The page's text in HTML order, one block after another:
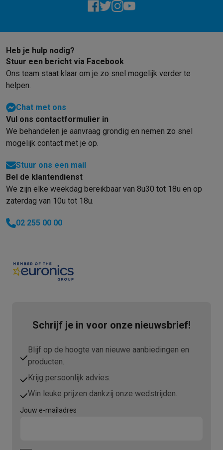
Heb je hulp nodig?
Stuur een bericht via Facebook
Ons team staat klaar om je zo snel mogelijk verder te
helpen.
Chat met ons
Vul ons contactformulier in
We behandelen je aanvraag grondig en nemen zo snel
mogelijk contact met je op.
Stuur ons een mail
Bel de klantendienst
We zijn elke weekdag bereikbaar van 8u30 tot 18u en op
zaterdag van 10u tot 18u.
02 255 00 00
Schrijf je in voor onze nieuwsbrief!
Blijf op de hoogte van nieuwe aanbiedingen en
producten.
Krijg persoonlijk advies.
Win leuke prijzen dankzij onze wedstrijden.
Jouw e-mailadres